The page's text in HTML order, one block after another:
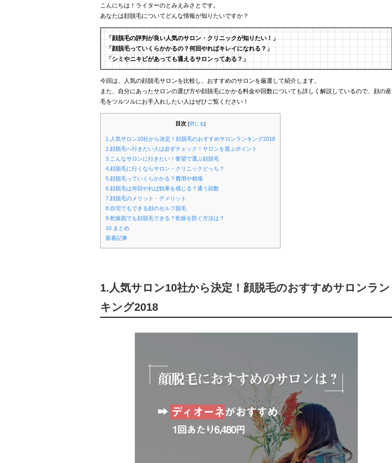
こんにちは！ライターのとみえみさとです。
あなたは顔脱毛についてどんな情報が知りたいですか？
「顔脱毛の評判が良い人気のサロン・クリニックが知りたい！」
「顔脱毛っていくらかかるの？何回やればキレイになれる？」
「シミやニキビがあっても通えるサロンってある？」
今回は、人気の顔脱毛サロンを比較し、おすすめのサロンを厳選して紹介します。
また、自分にあったサロンの選び方や顔脱毛にかかる料金や回数についても詳しく解説しているので、顔の産
毛をツルツルにお手入れしたい人はぜひご覧ください！
目次 [閉じる]
1.人気サロン10社から決定！顔脱毛のおすすめサロンランキング2018
2.顔脱毛へ行きたい人は必ずチェック！サロンを選ぶポイント
3.こんなサロンに行きたい！要望で選ぶ顔脱毛
4.顔脱毛に行くならサロン・クリニックどっち？
5.顔脱毛っていくらかかる？費用や相場
6.顔脱毛は何回やれば効果を感じる？通う回数
7.顔脱毛のメリット・デメリット
8.自宅でもできる顔のセルフ脱毛
9.乾燥肌でも顔脱毛できる？乾燥を防ぐ方法は？
10.まとめ
新着記事
1.人気サロン10社から決定！顔脱毛のおすすめサロンラン
キング2018